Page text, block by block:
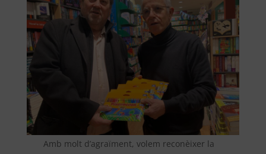
Amb molt d’agraïment, volem reconèixer la